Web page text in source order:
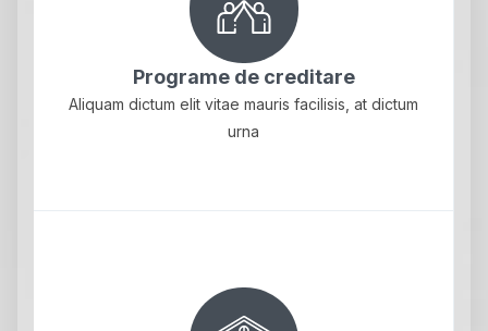
Programe de creditare
Aliquam dictum elit vitae mauris facilisis, at dictum
urna